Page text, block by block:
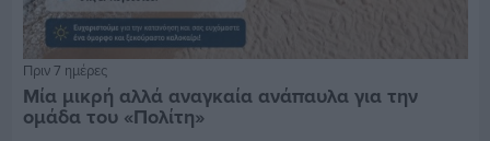
Πριν 7 ημέρες
Μία μικρή αλλά αναγκαία ανάπαυλα για την
ομάδα του «Πολίτη»